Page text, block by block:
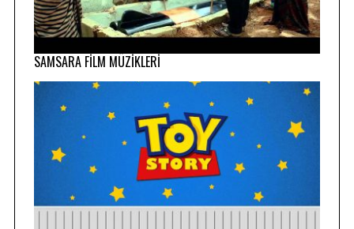
SAMSARA FİLM MÜZİKLERİ